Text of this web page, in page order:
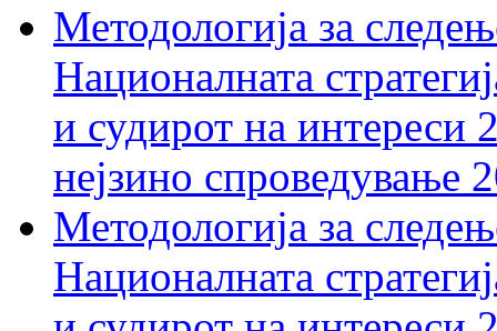
Методологија за
Националната
и судирот на интереси
нејзино спроведување
Методологија за
Националната